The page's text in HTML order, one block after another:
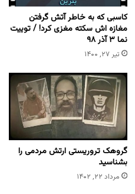
کاسبی که به خاطر آتش گرفتن
مغازه اش سکته مغزی کرد! / توییت
نما ۳ آذر ۹۸
تیر ۲۷, ۱۴۰۰
گروهک تروریستی ارتش مردمی را
بشناسید
مرداد ۲۲, ۱۴۰۲